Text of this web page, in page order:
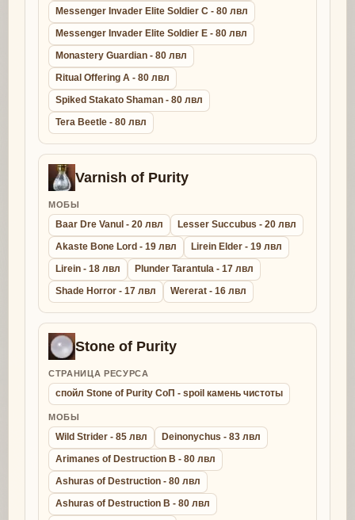
Messenger Invader Elite Soldier C - 80 лвл
Messenger Invader Elite Soldier E - 80 лвл
Monastery Guardian - 80 лвл
Ritual Offering A - 80 лвл
Spiked Stakato Shaman - 80 лвл
Tera Beetle - 80 лвл
Varnish of Purity
МОБЫ
Baar Dre Vanul - 20 лвл
Lesser Succubus - 20 лвл
Akaste Bone Lord - 19 лвл
Lirein Elder - 19 лвл
Lirein - 18 лвл
Plunder Tarantula - 17 лвл
Shade Horror - 17 лвл
Wererat - 16 лвл
Stone of Purity
СТРАНИЦА РЕСУРСА
спойл Stone of Purity СоП - spoil камень чистоты
МОБЫ
Wild Strider - 85 лвл
Deinonychus - 83 лвл
Arimanes of Destruction B - 80 лвл
Ashuras of Destruction - 80 лвл
Ashuras of Destruction B - 80 лвл